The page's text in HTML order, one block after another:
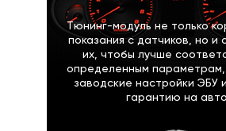
Тюнинг-модуль не только
показания с датчиков, но и
их, чтобы лучше
определенным параметрам,
заводские настройки ЭБУ
гарантию на